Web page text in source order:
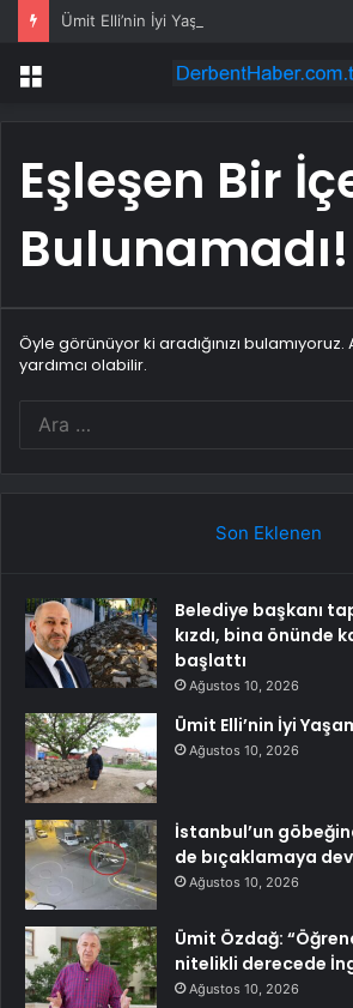
Ümit Elli’nin İyi Yaşam Hikayesi
Menü
Eşleşen Bir
Bulunamadı!
Öyle görünüyor ki aradığınızı
yardımcı olabilir.
Son Eklenen
Belediye başkanı
kızdı, bina önünde
başlattı
Ağustos 10, 2026
Ümit Elli’nin İyi
Ağustos 10, 2026
İstanbul’un
de bıçaklamaya
Ağustos 10, 2026
Ümit Özdağ:
nitelikli derecede
Ağustos 10, 2026